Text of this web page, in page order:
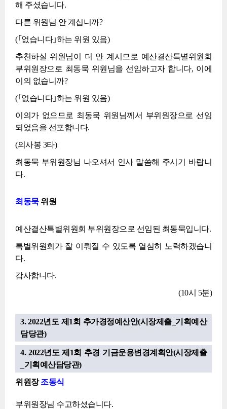
해 주셨습니다.
다른 위원님 안 계십니까?
(｢없습니다｣하는 위원 있음)
추천하실 위원님이 더 안 계시므로 예산결산특별위원회
부위원장으로 최동묵 위원님을 선임하고자 합니다, 이에
이의 없습니까?
(｢없습니다｣하는 위원 있음)
이의가 없으므로 최동묵 위원님께서 부위원장으로 선임
되었음을 선포합니다.
(의사봉 3타)
최동묵 부위원장님 나오셔서 인사 말씀해 주시기 바랍니
다.
최동묵위원
예산결산특별위원회 부위원장으로 선임된 최동묵입니다.
특별위원회가 잘 이뤄질 수 있도록 열심히 노력하겠습니
다.
감사합니다.
(10시 5분)
3. 2022년도 제1회 추가경정예산안(시장제출_기획예산
담당관)
4. 2022년도 제1회 추경 기금운용변경계획안(시장제출
_기획예산담당관)
위원장조동식
부위원장님 수고하셨습니다.